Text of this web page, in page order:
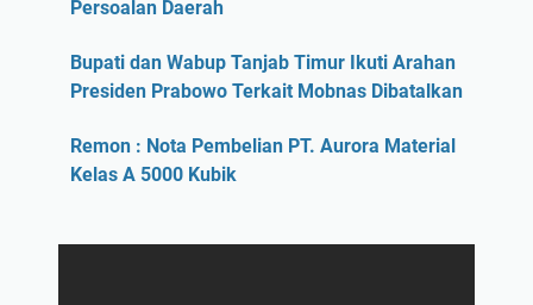
Persoalan Daerah
Bupati dan Wabup Tanjab Timur Ikuti Arahan
Presiden Prabowo Terkait Mobnas Dibatalkan
Remon : Nota Pembelian PT. Aurora Material
Kelas A 5000 Kubik